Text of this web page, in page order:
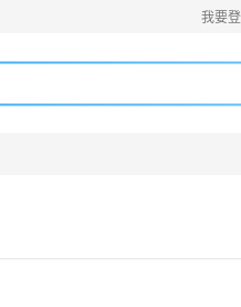
我要